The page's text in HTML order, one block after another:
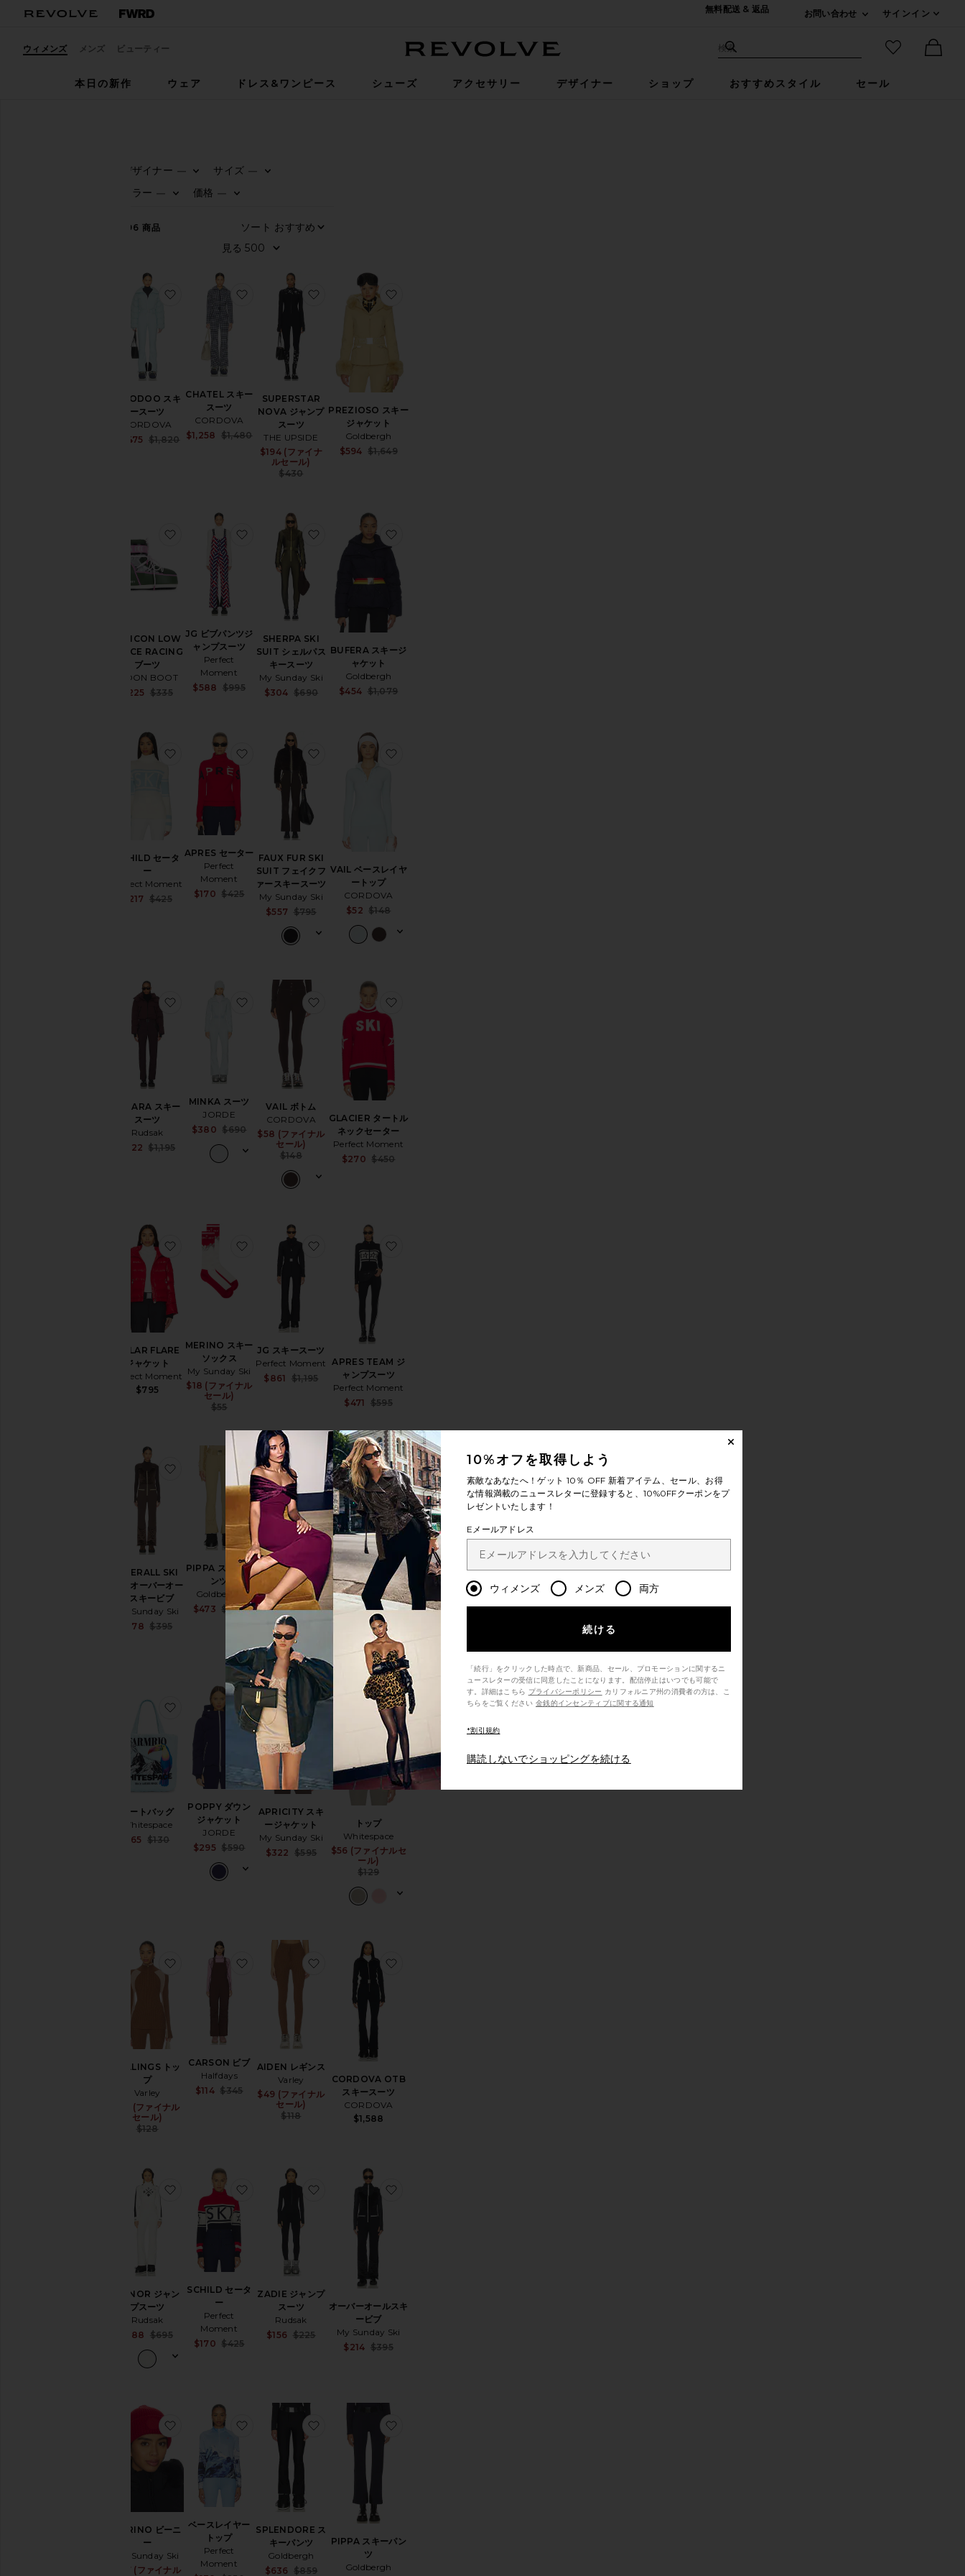
無料配送 & 返品
お問い合わせ
サインイン
ウィメンズ メンズ ビューティー サイト検索
検索
お気に入り
本日の新作
ウェア ドレス&ワンピース シューズ アクセサリー デザイナー ショップ おすすめスタイル セール
デザイナー —
サイズ —
カラー —
価格 —
196 商品
HOODOO スキ
ースーツ
CORDOVA
Sale price:
$1,475 $1,820
お気に入りHOODOO スキースーツ
CHATEL スキー
スーツ
CORDOVA
Sale price:
$1,258
Previous price:
$1,480
お気に入りCHATEL スキースーツ
SUPERSTAR
NOVA ジャンプ
スーツ
THE UPSIDE
Sale price:
$194 (ファイナ
ルセール)
$430
お気に入りSUPERSTAR NOVA ジャンプスーツ
PREZIOSO スキー
ジャケット
Goldbergh
$594 $1,649
MB ICON LOW
SPACE RACING
ブーツ
MOON BOOT
Sale price:
$225 $335
お気に入りMB ICON LOW SPACE RACING ブーツ
JG ビブパンツジ
ャンプスーツ
Perfect
Moment
Sale price:
$588
Previous price:
$995
お気に入りJG ビブパンツジャンプスーツ
SHERPA SKI
SUIT シェルパス
キースーツ
My Sunday Ski
Sale price:
$304 $690
お気に入りSHERPA SKI SUIT シェルパスキースーツ
BUFERA スキージ
ャケット
Goldbergh
$454 $1,079
SCHILD セータ
ー
Perfect Moment
Sale price:
$217 $425
お気に入りSCHILD セーター
APRES セーター
Perfect
Moment
Sale price:
$170
Previous price:
$425
お気に入りAPRES セーター
FAUX FUR SKI
SUIT フェイクフ
ァースキースーツ
My Sunday Ski
Sale price:
$557 $795
お気に入りFAUX FUR SKI SUIT フェイクファースキースーツ
VAIL ベースレイヤ
ートップ
CORDOVA
$52 $148
DINARA スキー
スーツ
Rudsak
Sale price:
$622
Previous price:
$1,195
お気に入りDINARA スキースーツ
MINKA スーツ
JORDE
Sale price:
$380
Previous price:
$690
お気に入りMINKA スーツ
VAIL ボトム
CORDOVA
Sale price:
$58 (ファイナル
セール)
Previous price:
$148
お気に入りVAIL ボトム
GLACIER タートル
ネックセーター
Perfect Moment
$270 $450
POLAR FLARE
ジャケット
Perfect Moment
$795
お気に入りPOLAR FLARE ジャケット
MERINO スキー
ソックス
My Sunday Ski
Sale price:
$18 (ファイナル
セール)
$55
お気に入りMERINO スキーソックス
JG スキースーツ
Perfect Moment
Sale price:
$861
Previous price:
$1,195
お気に入りJG スキースーツ
APRES TEAM ジ
ャンプスーツ
Perfect Moment
$471 $595
OVERALL SKI
BIB オーバーオー
ルスキービブ
My Sunday Ski
$178 $395
お気に入りOVERALL SKI BIB オーバーオールスキービブ
PIPPA スキーパ
ンツ
Goldbergh
Sale price:
$473
Previous price:
$859
お気に入りPIPPA スキーパンツ
TURTLE NECK
HERRINGBONE
セーター
Perfect Moment
Sale price:
$243
Previous price:
$495
お気に入りTURTLE NECK HERRINGBONE セーター
ALPINE レーシン
グヘッドバンド
Perfect Moment
$47 (ファイナルセ
ール)
$100
お気に入りALPINE レーシングヘッドバンド
トートバッグ
Whitespace
Sale price:
$65
Previous price:
$130
お気に入りトートバッグ
POPPY ダウン
ジャケット
JORDE
Sale price:
$295
Previous price:
$590
お気に入りPOPPY ダウンジャケット
APRICITY スキ
ージャケット
My Sunday Ski
Sale price:
$322
Previous price:
$595
お気に入りAPRICITY スキージャケット
トップ
Whitespace
$56 (ファイナルセ
ール)
$129
お気に入りトップ
BELLINGS トッ
プ
Varley
$61 (ファイナル
セール)
$128
お気に入りBELLINGS トップ
CARSON ビブ
Halfdays
Sale price:
$114
Previous price:
$345
お気に入りCARSON ビブ
AIDEN レギンス
Varley
Sale price:
$49 (ファイナル
セール)
Previous price:
$118
お気に入りAIDEN レギンス
CORDOVA OTB
スキースーツ
CORDOVA
$1,588
NANOR ジャン
プスーツ
Rudsak
Sale price:
$188
Previous price:
$695
お気に入りNANOR ジャンプスーツ
SCHILD セータ
ー
Perfect
Moment
Sale price:
$170 $425
お気に入りSCHILD セーター
ZADIE ジャンプ
スーツ
Rudsak
Sale price:
$156
Previous price:
$225
お気に入りZADIE ジャンプスーツ
オーバーオールスキ
ービブ
My Sunday Ski
$214 $395
MERINO ビーニ
ー
My Sunday Ski
Sale price:
$37 (ファイナル
お気に入りMERINO ビーニー
ベースレイヤー
トップ
Perfect
Moment
お気に入りベースレイヤートップ
SPLENDORE ス
キーパンツ
Goldbergh
Sale price:
$636
$859
お気に入りSPLENDORE スキーパンツ
PIPPA スキーパン
ツ
Goldbergh
10%オフを取得しよう
素敵なあなたへ！ゲット 10％ OFF 新着アイテム、セール、お得
な情報満載のニュースレターに登録すると、10%0FFクーポンをプ
レゼントいたします！
Eメールアドレス
ウィメンズ メンズ 両方
続ける
「続行」をクリックした時点で、新商品、セール、プロモーションに関するニ
ュースレターの受信に同意したことになります。配信停止はいつでも可能で
す。詳細はこちら プライバシーポリシー
ちらをご覧ください 金銭的インセンティブに関する通知
*割引規約
購読しないでショッピングを続ける